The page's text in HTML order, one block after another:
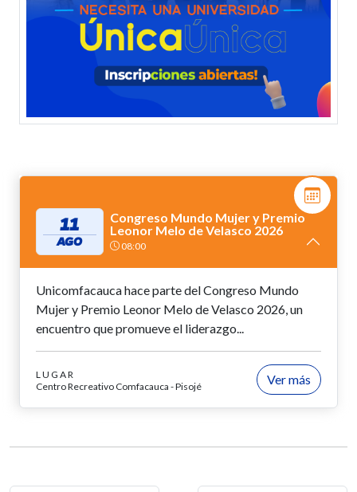
11
AGO
Congreso Mundo Mujer y Premio
Leonor Melo de Velasco 2026
08:00
Unicomfacauca hace parte del Congreso Mundo
Mujer y Premio Leonor Melo de Velasco 2026, un
encuentro que promueve el liderazgo...
LUGAR
Centro Recreativo Comfacauca - Pisojé
Ver más